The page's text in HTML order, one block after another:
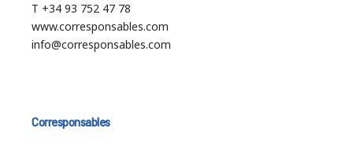
T +34 93 752 47 78
www.corresponsables.com
info@corresponsables.com
Corresponsables